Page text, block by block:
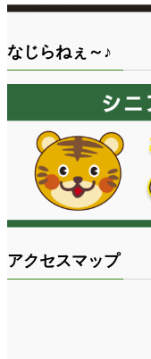
なじらねぇ～♪
アクセスマップ